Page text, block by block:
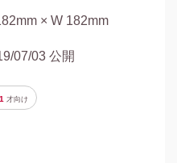
× W 182mm
07/03 公開
才向け